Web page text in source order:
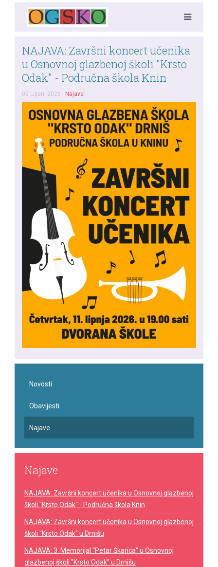
NAJAVA: Završni koncert učenika
u Osnovnoj glazbenoj školi "Krsto
Odak" - Područna škola Knin
05 Lipanj 2026 Najave
Novosti
Obavijesti
Najave
Najave
NAJAVA: Završni koncert učenika u Osnovnoj glazbenoj
školi "Krsto Odak" - Područna škola Knin
NAJAVA: Završni koncert učenika u Osnovnoj glazbenoj
školi "Krsto Odak" u Drnišu
NAJAVA: 3. Memorijal "Petar Škarica" u Osnovnoj
glazbenoj školi "Krsto Odak" u Drnišu